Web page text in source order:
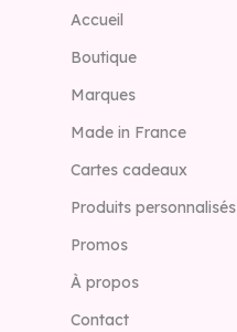
Accueil
Boutique
Marques
Made in France
Cartes cadeaux
Produits personnalisés
Promos
À propos
Contact